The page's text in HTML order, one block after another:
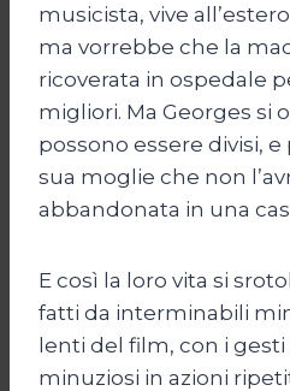
musicista, vive
ma vorrebbe che la
ricoverata in ospedale
migliori. Ma Georges si
possono essere divisi,
sua moglie che non
abbandonata in una
E così la loro vita si
fatti da interminabili
lenti del film, con i
minuziosi in azioni